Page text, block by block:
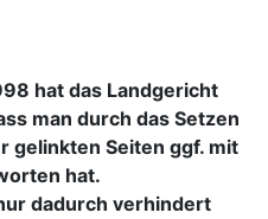
hat das Landgericht
man durch das Setzen
gelinkten Seiten ggf. mit
hat.
dadurch verhindert